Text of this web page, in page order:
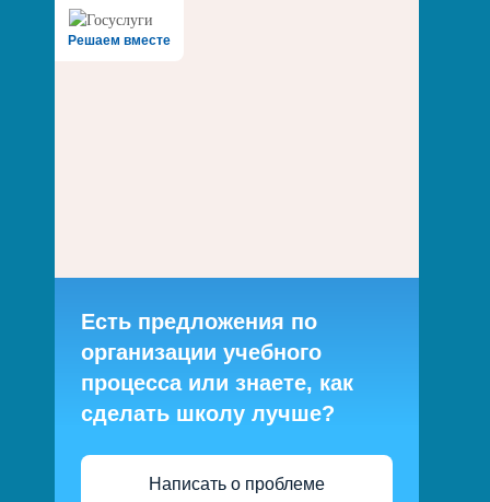
Решаем вместе
Есть предложения по
организации учебного
процесса или знаете, как
сделать школу лучше?
Написать о проблеме